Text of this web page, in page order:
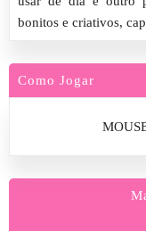
bonitos e criativos,
Como Jogar